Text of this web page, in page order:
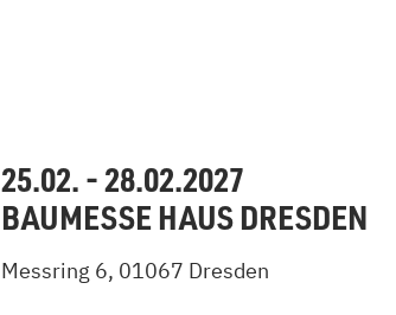
25.02. - 28.02.2027
BAUMESSE HAUS DRESDEN
Messring 6, 01067 Dresden